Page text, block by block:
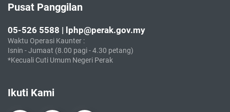
Pusat Panggilan
05-526 5588 | lphp@perak.gov.my
Waktu Operasi Kaunter :
Isnin - Jumaat (8.00 pagi - 4.30 petang)
*Kecuali Cuti Umum Negeri Perak
Ikuti Kami